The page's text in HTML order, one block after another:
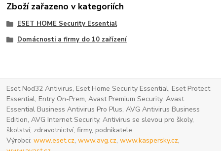
Zboží zařazeno v kategoriích
ESET HOME Security Essential
Domácnosti a firmy do 10 zařízení
Eset Nod32 Antivirus, Eset Home Security Essential, Eset Protect
Essential, Entry On-Prem, Avast Premium Security, Avast
Essential Business Antivirus Pro Plus, AVG Antivirus Business
Edition, AVG Internet Security, Antivirus se slevou pro školy,
školství, zdravotnictví, firmy, podnikatele.
Výrobci:www.eset.cz,www.avg.cz,www.kaspersky.cz,